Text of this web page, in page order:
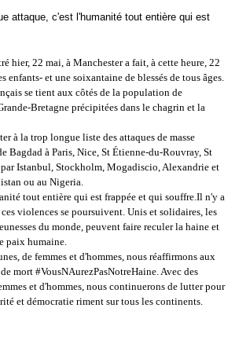
attaque, c'est l'humanité tout entière qui est
hier, 22 mai, à Manchester a fait, à cette heure, 22
enfants- et une soixantaine de blessés de tous âges.
se tient aux côtés de la population de
Bretagne précipitées dans le chagrin et la
à la trop longue liste des attaques de masse
Bagdad à Paris, Nice, St Étienne-du-Rouvray, St
par Istanbul, Stockholm, Mogadiscio, Alexandrie et
ou au Nigeria.
tout entière qui est frappée et qui souffre.Il n'y a
violences se poursuivent. Unis et solidaires, les
du monde, peuvent faire reculer la haine et
paix humaine.
de femmes et d'hommes, nous réaffirmons aux
mort #VousNAurezPasNotreHaine. Avec des
et d'hommes, nous continuerons de lutter pour
et démocratie riment sur tous les continents.